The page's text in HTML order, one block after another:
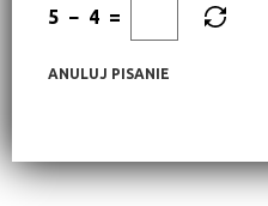
ANULUJ PISANIE
5 − 4 =